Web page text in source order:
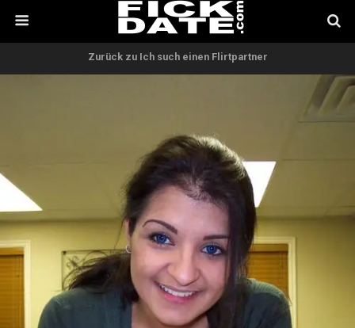
Zurück zu Ich such einen Flirtpartner